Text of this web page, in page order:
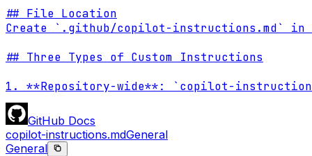
## File Location
Create `.github/copilot-instructions.md` in
## Three Types of Custom Instructions
1. **Repository-wide**: `copilot-
GitHub Docs
copilot-instructions.mdGeneral
General